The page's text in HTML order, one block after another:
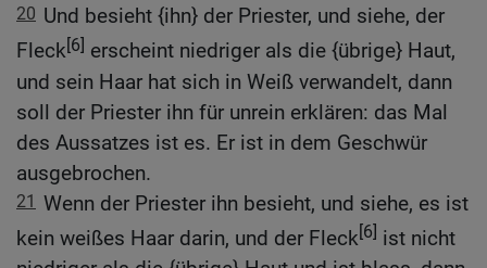
20 Und besieht {ihn} der Priester, und siehe, der
Fleck[6] erscheint niedriger als die {übrige} Haut,
und sein Haar hat sich in Weiß verwandelt, dann
soll der Priester ihn für unrein erklären: das Mal
des Aussatzes ist es. Er ist in dem Geschwür
ausgebrochen.
21 Wenn der Priester ihn besieht, und siehe, es ist
kein weißes Haar darin, und der Fleck[6] ist nicht